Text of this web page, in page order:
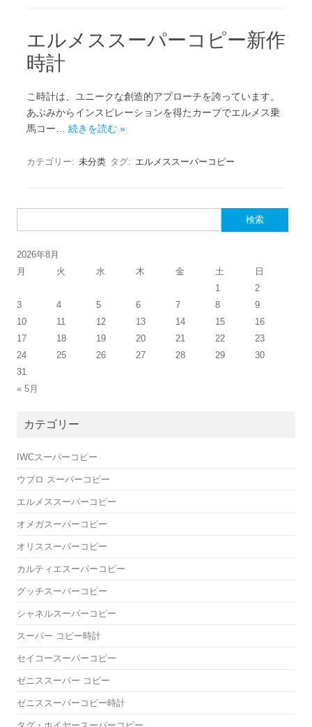
エルメススーパーコピー新作
時計
こ時計は、ユニークな創造的アプローチを誇っています。
あぶみからインスピレーションを得たカーブでエルメス乗
馬コー… 続きを読む »
カテゴリー: 未分类 タグ: エルメススーパーコピー
2026年8月
月
火 水 木 金 土 日
« 5月
1
2
3
4 5 6 7 8
9
10
11 12 13 14 15
16
17
18 19 20 21 22
23
24
25 26 27 28 29
30
31
カテゴリー
IWCスーパーコピー
ウブロ スーパーコピー
エルメススーパーコピー
オメガスーパーコピー
オリススーパーコピー
カルティエスーパーコピー
グッチスーパーコピー
シャネルスーパーコピー
スーパー コピー時計
セイコースーパーコピー
ゼニススーパー コピー
ゼニススーパーコピー時計